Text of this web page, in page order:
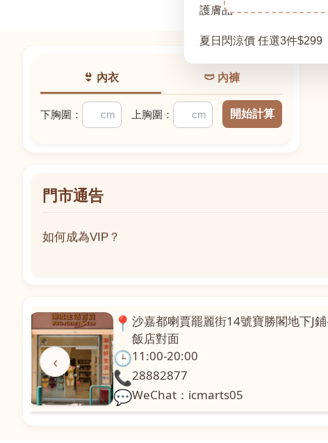
護膚品
夏日閃涼價 任選3件$299
👙 內衣 🩲 內褲
下胸圍： 上胸圍： 開始計算
門市通告
如何成為VIP？
‹
📍澳門啤利喇街121號珍興樓L1舖 粵華
面
🕒11:00-20:00
📞28331971
💬WeChat：icmarts02